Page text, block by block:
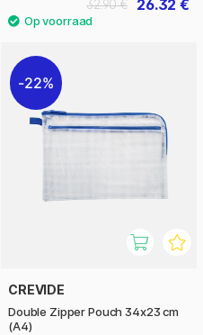
26.32 €
32.90 €
22%
CREVIDE
Double Zipper Pouch 34x23 cm
(A4)